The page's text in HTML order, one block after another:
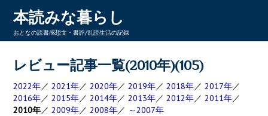
本読みな暮らし
おとなの読書感想文・書評/乱読生活の記録
レビュー記事一覧(2010年)(105)
2022年／2021年／2020年／2019年／2018年／2017年／
2016年／2015年／2014年／2013年／2012年／2011年／
2010年／2009年／2008年／ ～2007年